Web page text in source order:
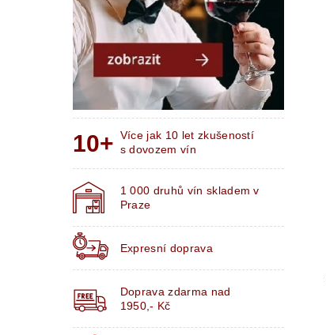
Více jak 10 let zkušeností
s dovozem vín
1 000 druhů vín skladem v
Praze
Expresní doprava
Doprava zdarma nad
1950,- Kč